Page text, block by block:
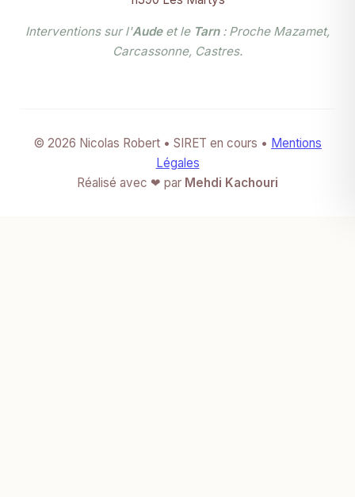
Interventions sur l'Audeet le Tarn: Proche Mazamet,
Carcassonne, Castres.
© 2026 Nicolas Robert • SIRET en cours • Mentions
Légales
Réalisé avec ❤ par Mehdi Kachouri